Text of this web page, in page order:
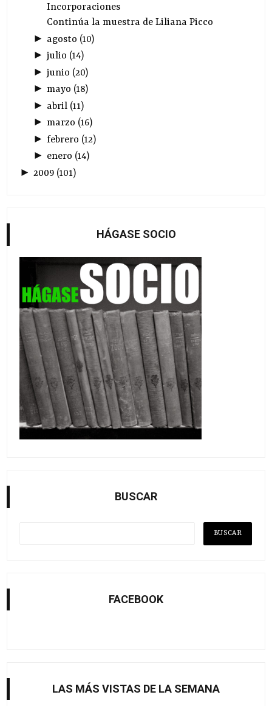
Incorporaciones
Continúa la muestra de Liliana Picco
► agosto (10)
► julio (14)
► junio (20)
► mayo (18)
► abril(11)
► marzo (16)
► febrero (12)
► enero (14)
► 2009 (101)
HÁGASE SOCIO
BUSCAR
FACEBOOK
LAS MÁS VISTAS DE LA SEMANA